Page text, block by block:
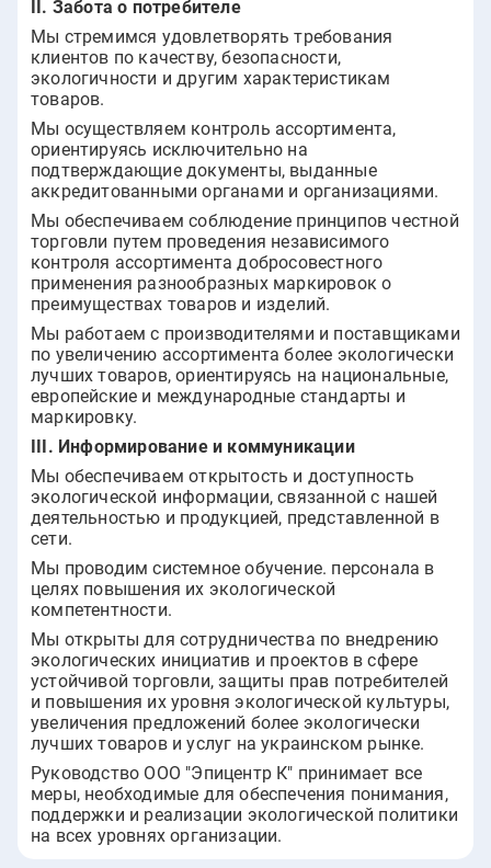
II. Забота о потребителе
Мы стремимся удовлетворять требования
клиентов по качеству, безопасности,
экологичности и другим характеристикам
товаров.
Мы осуществляем контроль ассортимента,
ориентируясь исключительно на
подтверждающие документы, выданные
аккредитованными органами и организациями.
Мы обеспечиваем соблюдение принципов честной
торговли путем проведения независимого
контроля ассортимента добросовестного
применения разнообразных маркировок о
преимуществах товаров и изделий.
Мы работаем с производителями и поставщиками
по увеличению ассортимента более экологически
лучших товаров, ориентируясь на национальные,
европейские и международные стандарты и
маркировку.
ІІІ. Информирование и коммуникации
Мы обеспечиваем открытость и доступность
экологической информации, связанной с нашей
деятельностью и продукцией, представленной в
сети.
Мы проводим системное обучение. персонала в
целях повышения их экологической
компетентности.
Мы открыты для сотрудничества по внедрению
экологических инициатив и проектов в сфере
устойчивой торговли, защиты прав потребителей
и повышения их уровня экологической культуры,
увеличения предложений более экологически
лучших товаров и услуг на украинском рынке.
Руководство ООО "Эпицентр К" принимает все
меры, необходимые для обеспечения понимания,
поддержки и реализации экологической политики
на всех уровнях организации.